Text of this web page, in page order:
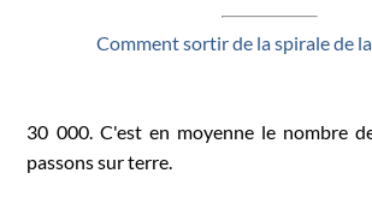
Comment sortir de la spirale de
30 000. C'est en moyenne le nombre
passons sur terre.